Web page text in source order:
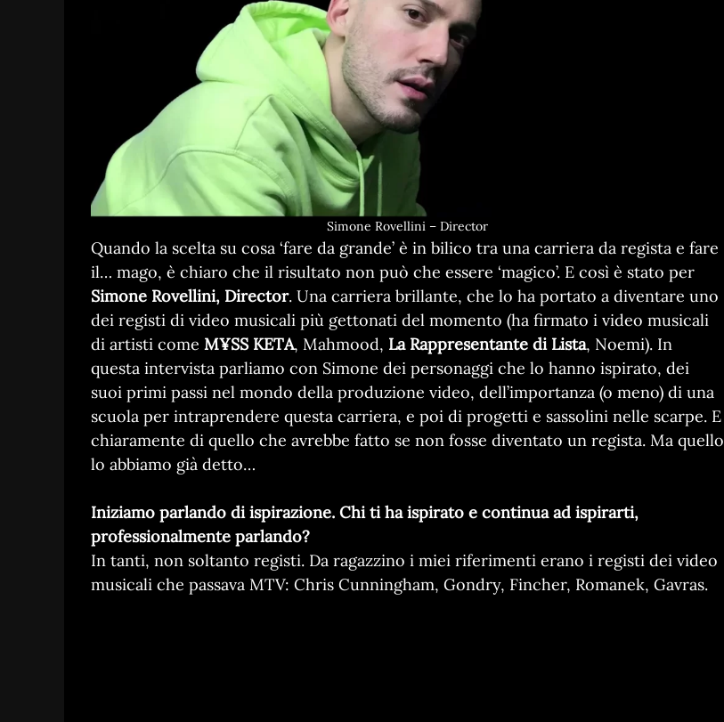
Simone Rovellini – Director
Quando la scelta su cosa ‘fare da grande’ è in bilico tra una carriera da regista e fare
il… mago, è chiaro che il risultato non può che essere ‘magico’. E così è stato per
Simone Rovellini, Director. Una carriera brillante, che lo ha portato a diventare uno
dei registi di video musicali più gettonati del momento (ha firmato i video musicali
di artisti come M¥SS KETA, Mahmood, La Rappresentante di Lista, Noemi). In
questa intervista parliamo con Simone dei personaggi che lo hanno ispirato, dei
suoi primi passi nel mondo della produzione video, dell’importanza (o meno) di una
scuola per intraprendere questa carriera, e poi di progetti e sassolini nelle scarpe. E
chiaramente di quello che avrebbe fatto se non fosse diventato un regista. Ma quello
lo abbiamo già detto…
Iniziamo parlando di ispirazione. Chi ti ha ispirato e continua ad ispirarti,
professionalmente parlando?
In tanti, non soltanto registi. Da ragazzino i miei riferimenti erano i registi dei video
musicali che passava MTV: Chris Cunningham, Gondry, Fincher, Romanek, Gavras.